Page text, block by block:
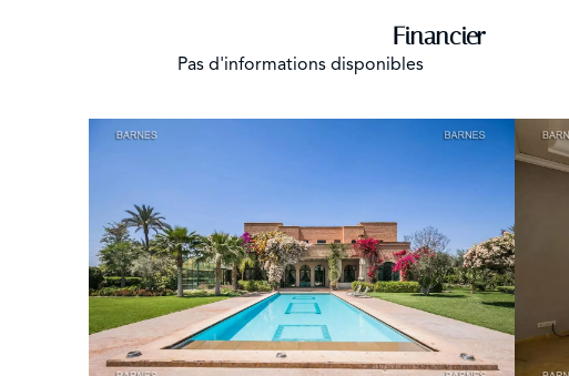
Financier
Pas d'informations disponibles